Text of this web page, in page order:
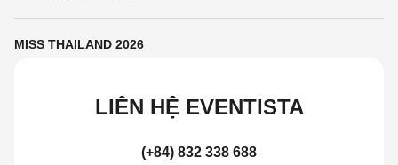
MISS THAILAND 2026
LIÊN HỆ EVENTISTA
(+84) 832 338 688